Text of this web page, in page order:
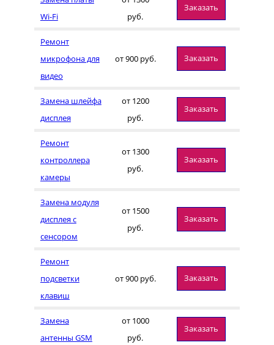
Wi-Fi
руб.
Заказать
Ремонт
микрофона для
видео
от 900 руб. Заказать
Замена шлейфа
дисплея
от 1200
руб.
Заказать
Ремонт
контроллера
камеры
от 1300
руб.
Заказать
Замена модуля
дисплея с
сенсором
от 1500
руб.
Заказать
Ремонт
подсветки
клавиш
от 900 руб. Заказать
Замена
антенны GSM
от 1000
руб.
Заказать